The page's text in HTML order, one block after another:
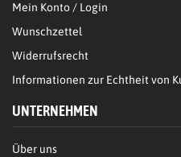
Mein Konto / Login
Wunschzettel
Widerrufsrecht
Informationen zur Echtheit von
UNTERNEHMEN
Über uns